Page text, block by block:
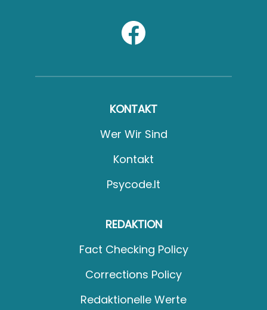
KONTAKT
Wer Wir Sind
Kontakt
Psycode.it
REDAKTION
Fact Checking Policy
Corrections Policy
Redaktionelle Werte